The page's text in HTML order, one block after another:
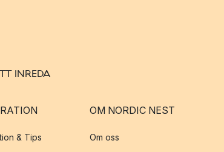
INREDA
& Tips
OM NORDIC NEST
Om oss